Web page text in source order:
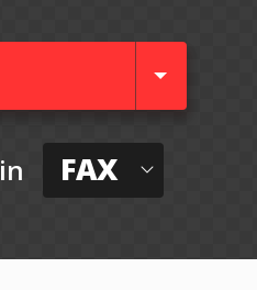
in FAX